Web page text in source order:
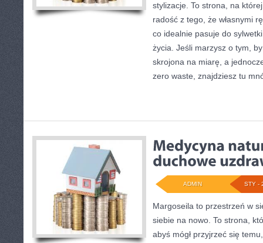
stylizacje. To strona, na
radość z tego, że własnymi
co idealnie pasuje do
życia. Jeśli marzysz o tym,
skrojona na miarę, a
zero waste, znajdziesz tu
STY -
ADMIN
Margoseila to przestrzeń w
siebie na nowo. To strona,
abyś mógł przyjrzeć się